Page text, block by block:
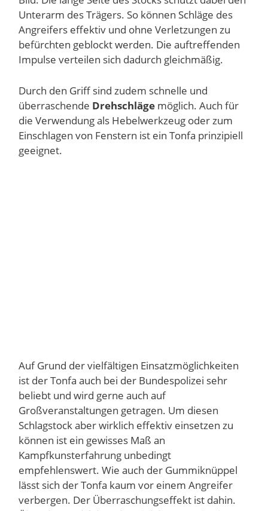
Unterarm des Trägers. So können Schläge des
Angreifers effektiv und ohne Verletzungen zu
befürchten geblockt werden. Die auftreffenden
Impulse verteilen sich dadurch gleichmäßig.
Durch den Griff sind zudem schnelle und
überraschende Drehschläge möglich. Auch für
die Verwendung als Hebelwerkzeug oder zum
Einschlagen von Fenstern ist ein Tonfa prinzipiell
geeignet.
Auf Grund der vielfältigen Einsatzmöglichkeiten
ist der Tonfa auch bei der Bundespolizei sehr
beliebt und wird gerne auch auf
Großveranstaltungen getragen. Um diesen
Schlagstock aber wirklich effektiv einsetzen zu
können ist ein gewisses Maß an
Kampfkunsterfahrung unbedingt
empfehlenswert. Wie auch der Gummiknüppel
lässt sich der Tonfa kaum vor einem Angreifer
verbergen. Der Überraschungseffekt ist dahin.